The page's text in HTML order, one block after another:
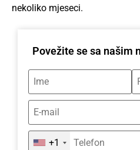
nekoliko mjeseci.
Povežite se sa našim
+1